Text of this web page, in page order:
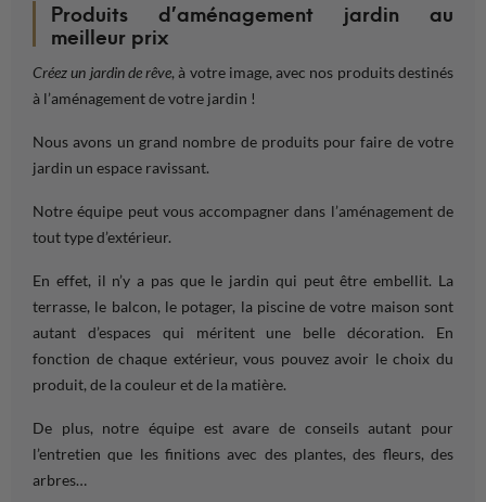
Produits d’aménagement jardin au
meilleur prix
Créez un jardin de rêve, à votre image, avec nos produits destinés
à l’aménagement de votre jardin !
Nous avons un grand nombre de produits pour faire de votre
jardin un espace ravissant.
Notre équipe peut vous accompagner dans l’aménagementde
tout type d’extérieur.
En effet, il n’y a pas que le jardin qui peut être embellit. La
terrasse, le balcon, le potager, la piscinede votre maison sont
autant d’espacesqui méritent une belle décoration. En
fonction de chaque extérieur, vous pouvez avoir lechoix du
produit, de la couleur et de la matière.
De plus, notre équipe est avare de conseilsautant pour
l’entretien que les finitions avec des plantes, des fleurs, des
arbres…